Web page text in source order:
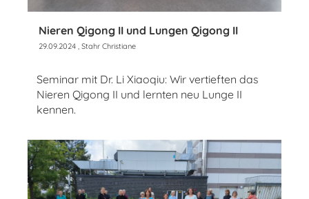
Nieren Qigong II und Lungen Qigong II
29.09.2024 , Stahr Christiane
Seminar mit Dr. Li Xiaoqiu: Wir vertieften das
Nieren Qigong II und lernten neu Lunge II
kennen.